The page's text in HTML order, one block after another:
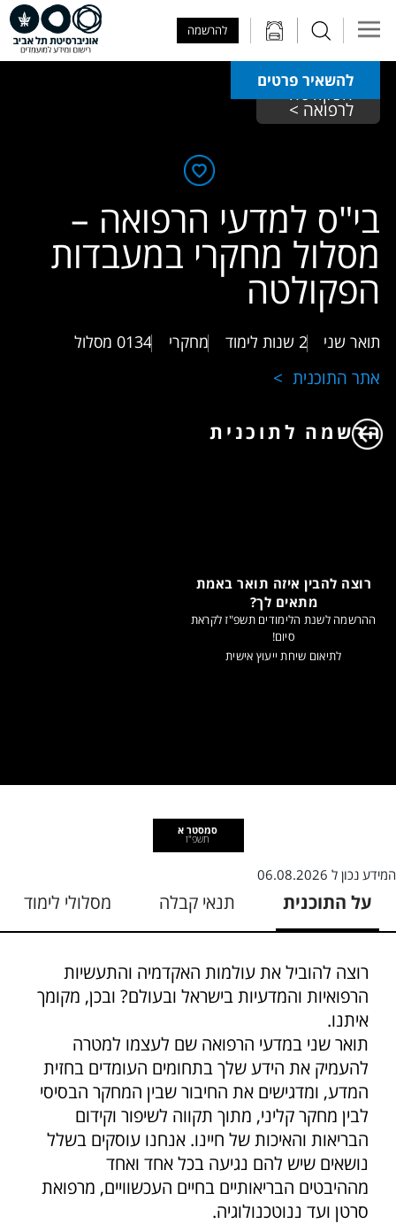
להרשמה
להשאיר פרטים
הפקולטה
לרפואה >
בי"ס למדעי הרפואה –
מסלול מחקרי במעבדות
הפקולטה
תואר שני 2 שנות לימוד מחקרי 0134 מסלול
אתר התוכנית
הרשמה לתוכנית
רוצה להבין איזה תואר באמת
מתאים לך?
ההרשמה לשנת הלימודים תשפ"ז לקראת
סיום!
לתיאום שיחת ייעוץ אישית
סמסטר א
תשפ"ז
המידע נכון ל 06.08.2026
על התוכנית תנאי קבלה מסלולי לימוד
רוצה להוביל את עולמות האקדמיה והתעשיות
הרפואיות והמדעיות בישראל ובעולם? ובכן, מקומך
איתנו.
תואר שני במדעי הרפואה שם לעצמו למטרה
להעמיק את הידע שלך בתחומים העומדים בחזית
המדע, ומדגישים את החיבור שבין המחקר הבסיסי
לבין מחקר קליני, מתוך תקווה לשיפור וקידום
הבריאות והאיכות של חיינו. אנחנו עוסקים בשלל
נושאים שיש להם נגיעה בכל אחד ואחד
מההיבטים הבריאותיים בחיים העכשוויים, מרפואת
סרטן ועד ננוטכנולוגיה.